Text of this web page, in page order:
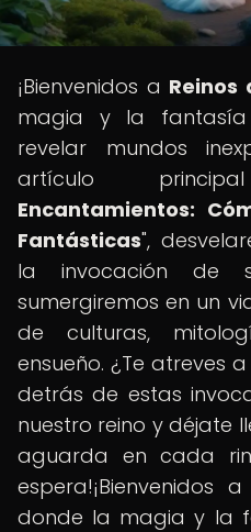
¡Bienvenidos a Reinos
magia y la
revelar mundos
artículo
Encantamientos:
Fantásticas",
la invocación de
sumergiremos en un
de culturas,
ensueño. ¿Te atreves
detrás de estas
nuestro reino y déjate
aguarda en cada
espera!¡Bienvenidos a
donde la magia y la